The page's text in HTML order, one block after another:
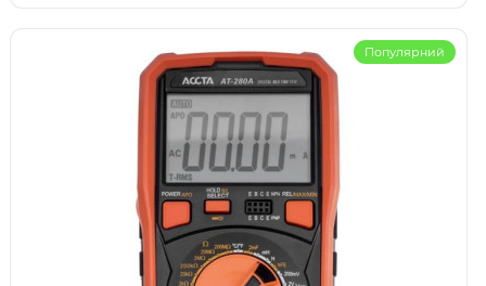
Популярний